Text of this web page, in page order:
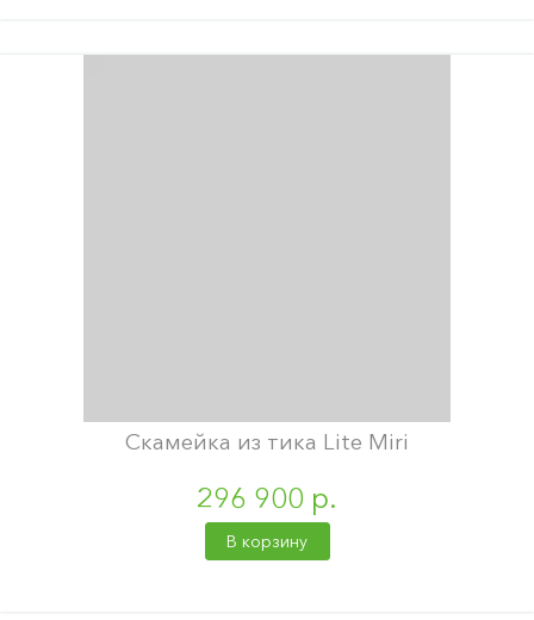
Скамейка из тика Lite Miri
296 900 р.
В корзину